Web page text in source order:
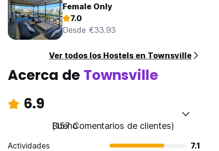
Female Only
7.0
Desde €33.93
Ver todos los Hostels en Townsville
Acerca de Townsville
6.9
Bueno
(157 Comentarios de clientes)
Actividades
7.1